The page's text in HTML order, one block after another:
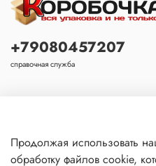
+79080457207
справочная служба
Продолжая использовать
обработку файлов cookie,